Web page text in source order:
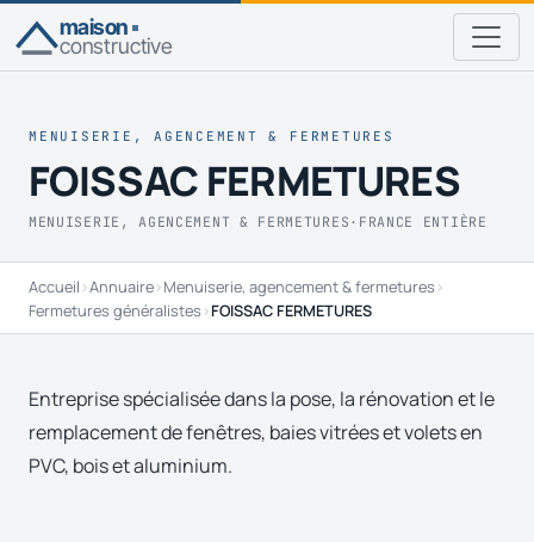
maison
constructive
MENUISERIE, AGENCEMENT & FERMETURES
FOISSAC FERMETURES
MENUISERIE, AGENCEMENT & FERMETURES · FRANCE ENTIÈRE
Accueil ›Annuaire›Menuiserie, agencement & fermetures ›
Fermetures généralistes ›FOISSAC FERMETURES
Entreprise spécialisée dans la pose, la rénovation et le
remplacement de fenêtres, baies vitrées et volets en
PVC, bois et aluminium.